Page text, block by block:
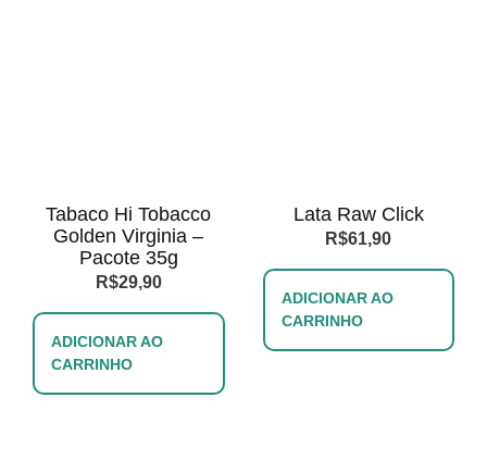
Tabaco Hi Tobacco
Golden Virginia –
Pacote 35g
R$29,90
ADICIONAR AO
CARRINHO
Lata Raw Click
R$61,90
ADICIONAR AO
CARRINHO